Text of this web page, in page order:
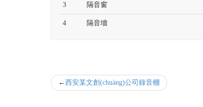
3 隔音窗
4 隔音墻
西安某文創(chuàng)公司錄音棚